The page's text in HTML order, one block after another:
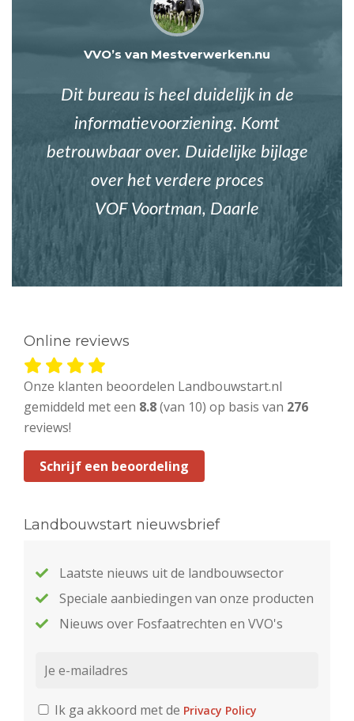
VVO’s van Mestverwerken.nu
Dit bureau is heel duidelijk in de
informatievoorziening. Komt
betrouwbaar over. Duidelijke bijlage
over het verdere proces
VOF Voortman, Daarle
Online reviews
Onze klanten beoordelen Landbouwstart.nl
gemiddeld met een 8.8(van 10) op basis van 276
reviews!
Schrijf een beoordeling
Landbouwstart nieuwsbrief
Laatste nieuws uit de landbouwsector
Speciale aanbiedingen van onze producten
Nieuws over Fosfaatrechten en VVO's
Ik ga akkoord met de Privacy Policy